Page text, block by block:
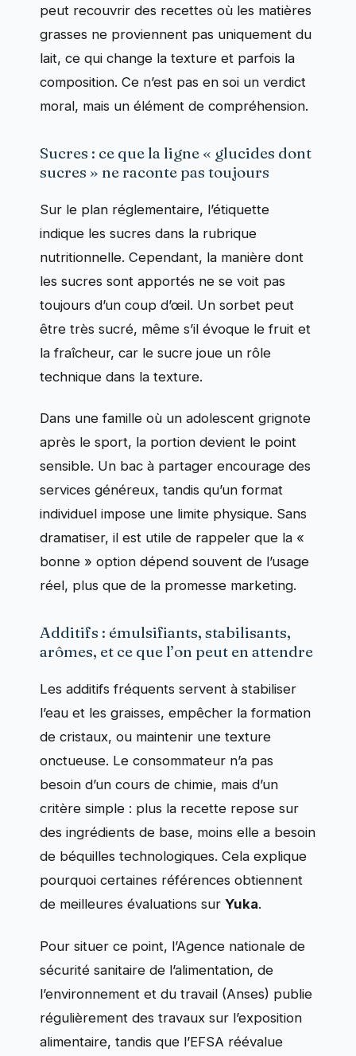
peut recouvrir des recettes où les matières
grasses ne proviennent pas uniquement du
lait, ce qui change la texture et parfois la
composition. Ce n’est pas en soi un verdict
moral, mais un élément de compréhension.
Sucres : ce que la ligne « glucides dont
sucres » ne raconte pas toujours
Sur le plan réglementaire, l’étiquette
indique les sucres dans la rubrique
nutritionnelle. Cependant, la manière dont
les sucres sont apportés ne se voit pas
toujours d’un coup d’œil. Un sorbet peut
être très sucré, même s’il évoque le fruit et
la fraîcheur, car le sucre joue un rôle
technique dans la texture.
Dans une famille où un adolescent grignote
après le sport, la portion devient le point
sensible. Un bac à partager encourage des
services généreux, tandis qu’un format
individuel impose une limite physique. Sans
dramatiser, il est utile de rappeler que la «
bonne » option dépend souvent de l’usage
réel, plus que de la promesse marketing.
Additifs : émulsifiants, stabilisants,
arômes, et ce que l’on peut en attendre
Les additifs fréquents servent à stabiliser
l’eau et les graisses, empêcher la formation
de cristaux, ou maintenir une texture
onctueuse. Le consommateur n’a pas
besoin d’un cours de chimie, mais d’un
critère simple : plus la recette repose sur
des ingrédients de base, moins elle a besoin
de béquilles technologiques. Cela explique
pourquoi certaines références obtiennent
de meilleures évaluations sur Yuka.
Pour situer ce point, l’Agence nationale de
sécurité sanitaire de l’alimentation, de
l’environnement et du travail (Anses) publie
régulièrement des travaux sur l’exposition
alimentaire, tandis que l’EFSA réévalue